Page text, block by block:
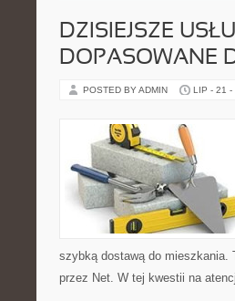
DZISIEJSZE
DOPASOWANE
POSTED BY ADMIN LIP - 21 -
szybką dostawą do mieszkania.
przez Net. W tej kwestii na